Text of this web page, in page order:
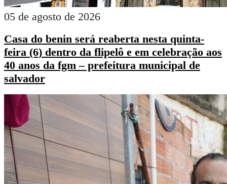
05 de agosto de 2026
Casa do benin será reaberta nesta quinta-
feira (6) dentro da flipelô e em celebração aos
40 anos da fgm – prefeitura municipal de
salvador